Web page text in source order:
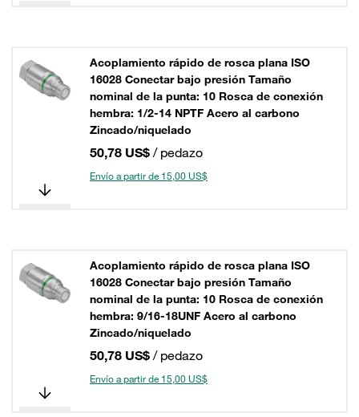
Acoplamiento rápido de rosca plana ISO
16028 Conectar bajo presión Tamaño
nominal de la punta: 10 Rosca de conexión
hembra: 1/2-14 NPTF Acero al carbono
Zincado/niquelado
50,78 US$ / pedazo
Envío a partir de 15,00 US$
Acoplamiento rápido de rosca plana ISO
16028 Conectar bajo presión Tamaño
nominal de la punta: 10 Rosca de conexión
hembra: 9/16-18UNF Acero al carbono
Zincado/niquelado
50,78 US$ / pedazo
Envío a partir de 15,00 US$